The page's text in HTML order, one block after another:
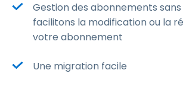
Gestion des abonnements sans
facilitons la modification ou la
votre abonnement
Une migration facile